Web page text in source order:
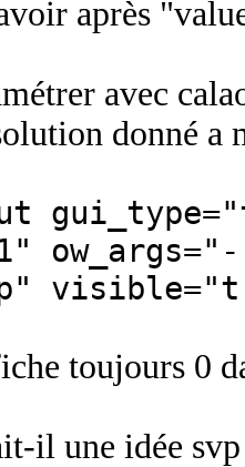
après
avec
donné a
toujours 0
il une idée